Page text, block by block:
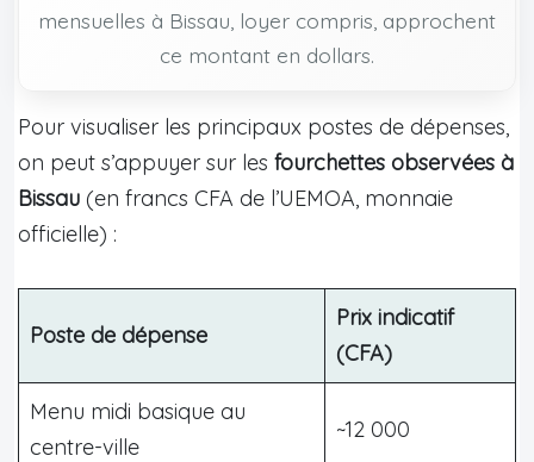
mensuelles à Bissau, loyer compris, approchent
ce montant en dollars.
Pour visualiser les principaux postes de dépenses,
on peut s’appuyer sur les fourchettes observées à
Bissau (en francs CFA de l’UEMOA, monnaie
officielle) :
Poste de dépense
Prix indicatif
(CFA)
Menu midi basique au
centre-ville
~12 000